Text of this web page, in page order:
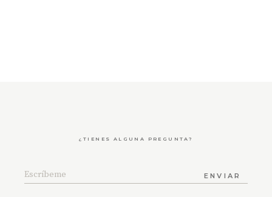
¿TIENES ALGUNA PREGUNTA?
ENVIAR